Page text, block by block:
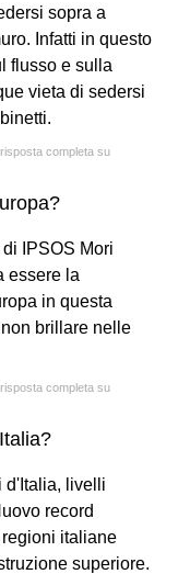
sopra a
Infatti in questo
flusso e sulla
vieta di sedersi
completa su
IPSOS Mori
essere la
in questa
brillare nelle
completa su
d'Italia, livelli
record
italiane
superiore.